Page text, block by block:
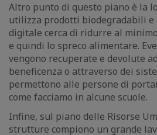
Altro punto di questo piano è la
utilizza prodotti biodegradabili e
digitale cerca di ridurre al
e quindi lo spreco alimentare.
vengono recuperate e devolute
beneficenza o attraverso dei
permettono alle persone di
come facciamo in alcune scuole.
Infine, sul piano delle Risorse
strutture compiono un grande